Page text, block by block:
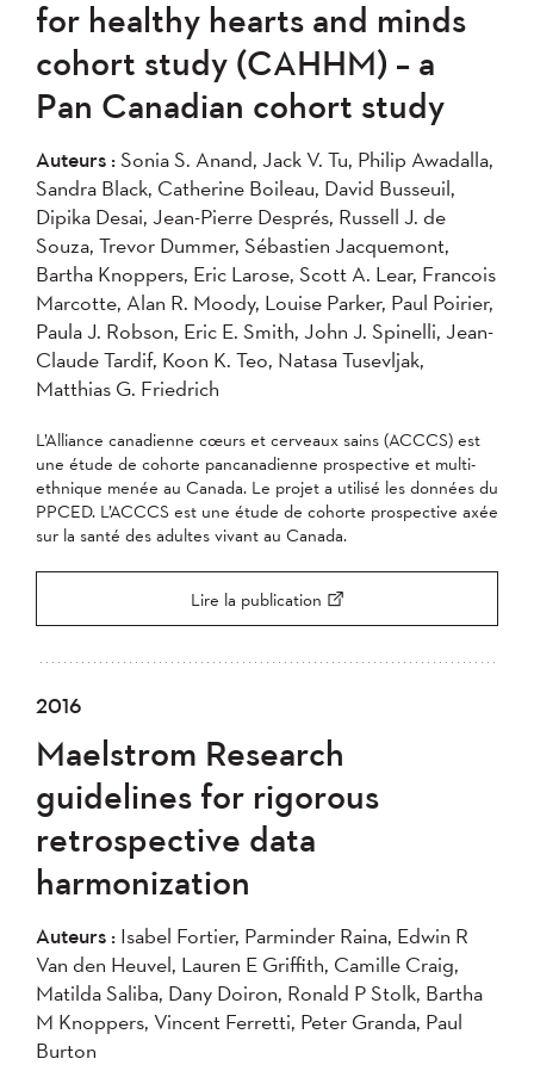
for healthy hearts and minds
cohort study (CAHHM) – a
Pan Canadian cohort study
Auteurs :Sonia S. Anand, Jack V. Tu, Philip Awadalla,
Sandra Black, Catherine Boileau, David Busseuil,
Dipika Desai, Jean-Pierre Després, Russell J. de
Souza, Trevor Dummer, Sébastien Jacquemont,
Bartha Knoppers, Eric Larose, Scott A. Lear, Francois
Marcotte, Alan R. Moody, Louise Parker, Paul Poirier,
Paula J. Robson, Eric E. Smith, John J. Spinelli, Jean-
Claude Tardif, Koon K. Teo, Natasa Tusevljak,
Matthias G. Friedrich
L’Alliance canadienne cœurs et cerveaux sains (ACCCS) est
une étude de cohorte pancanadienne prospective et multi-
ethnique menée au Canada. Le projet a utilisé les données du
PPCED. L’ACCCS est une étude de cohorte prospective axée
sur la santé des adultes vivant au Canada.
Lire la publication
2016
Maelstrom Research
guidelines for rigorous
retrospective data
harmonization
Auteurs : Isabel Fortier, Parminder Raina, Edwin R
Van den Heuvel, Lauren E Griffith, Camille Craig,
Matilda Saliba, Dany Doiron, Ronald P Stolk, Bartha
M Knoppers, Vincent Ferretti, Peter Granda, Paul
Burton